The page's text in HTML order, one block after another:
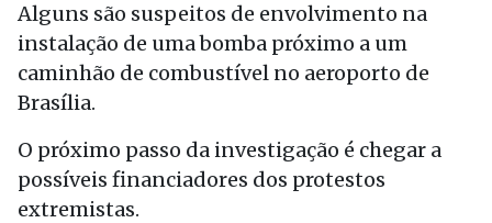
Alguns são suspeitos de envolvimento na
instalação de uma bomba próximo a um
caminhão de combustível no aeroporto de
Brasília.
O próximo passo da investigação é chegar a
possíveis financiadores dos protestos
extremistas.